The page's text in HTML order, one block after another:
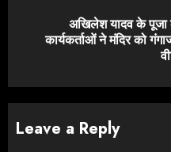
Next
अखिलेश यादव के पूजा
कार्यकर्ताओं ने मंदिर को
Leave a Reply